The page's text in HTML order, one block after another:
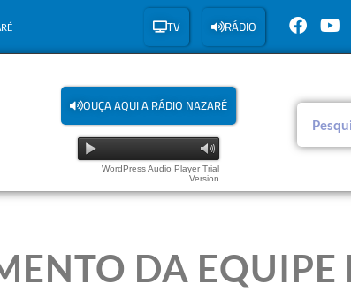
TV RÁDIO
OUÇA AQUI A RÁDIO NAZARÉ
WordPress Audio Player Trial
Version
DA EQUIPE